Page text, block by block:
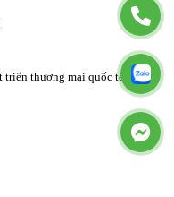
thương mại quốc tế (IVC)